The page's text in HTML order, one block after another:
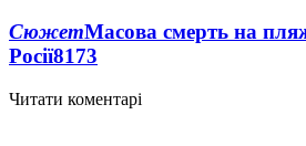
СюжетМасова смерть на
Росії8173
Читати коментарі